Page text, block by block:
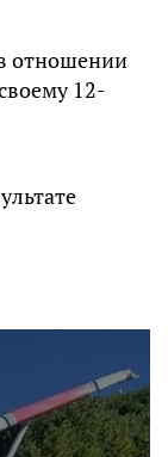
отношении
12-